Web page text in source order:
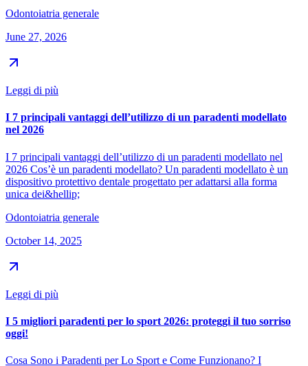
Odontoiatria generale
June 27, 2026
Leggi di più
I 7 principali vantaggi dell’utilizzo di un paradenti modellato
nel 2026
I 7 principali vantaggi dell’utilizzo di un paradenti modellato nel
2026 Cos’è un paradenti modellato? Un paradenti modellato è un
dispositivo protettivo dentale progettato per adattarsi alla forma
unica dei&hellip;
Odontoiatria generale
October 14, 2025
Leggi di più
I 5 migliori paradenti per lo sport 2026: proteggi il tuo sorriso
oggi!
Cosa Sono i Paradenti per Lo Sport e Come Funzionano? I